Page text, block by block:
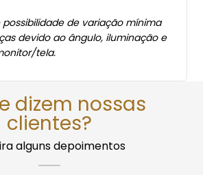
possibilidade de variação mínima
devido ao ângulo, iluminação e
tela.
dizem nossas
clientes?
alguns depoimentos